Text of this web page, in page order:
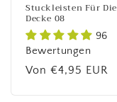
Stuckleisten Für Die
Decke 08
96
Bewertungen
Normaler
Von €4,95 EUR